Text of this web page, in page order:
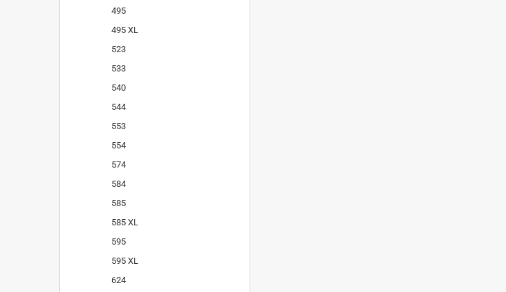
495
495 XL
523
533
540
544
553
554
574
584
585
585 XL
595
595 XL
624